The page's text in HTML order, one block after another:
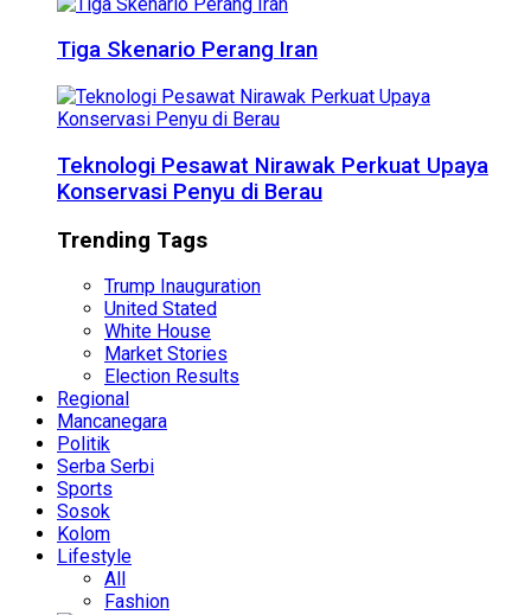
Tiga Skenario Perang Iran
Teknologi Pesawat Nirawak Perkuat Upaya
Konservasi Penyu di Berau
Trending Tags
Trump Inauguration
United Stated
White House
Market Stories
Election Results
Regional
Mancanegara
Politik
Serba Serbi
Sports
Sosok
Kolom
Lifestyle
All
Fashion